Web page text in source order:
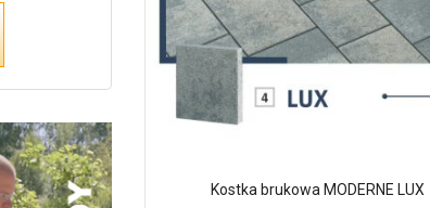
Kostka brukowa MODERNE LUX